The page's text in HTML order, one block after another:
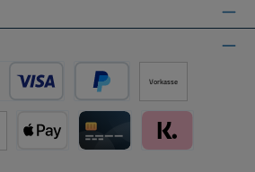
Kredit- oder Debitkarte über PayPal
Später Bezahlen über PayPal
Vorkasse